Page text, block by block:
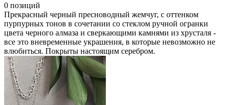
0 позиций
Прекрасный черный пресноводный жемчуг, с оттенком
пурпурных тонов в сочетании со стеклом ручной огранки
цвета черного алмаза и сверкающими камнями из хрусталя -
все это вневременные украшения, в которые невозможно не
влюбиться. Покрыты настоящим серебром.